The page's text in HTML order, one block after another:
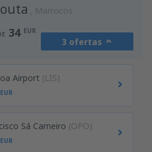
Marrocos
34 EUR
3 ofertas
Airport (LIS)
EUR
Sá Carneiro (OPO)
EUR